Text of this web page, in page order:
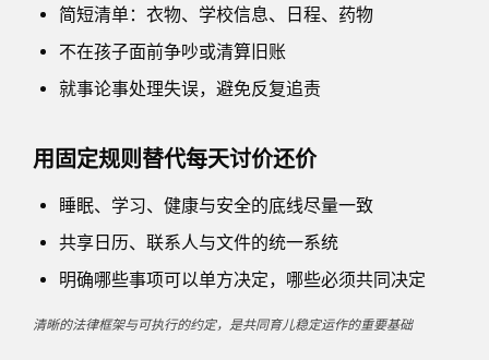
简短清单：衣物、学校信息、日程、药物
不在孩子面前争吵或清算旧账
就事论事处理失误，避免反复追责
用固定规则替代每天讨价还价
睡眠、学习、健康与安全的底线尽量一致
共享日历、联系人与文件的统一系统
明确哪些事项可以单方决定，哪些必须共同决定
清晰的法律框架与可执行的约定，是共同育儿稳定运作的重要基础